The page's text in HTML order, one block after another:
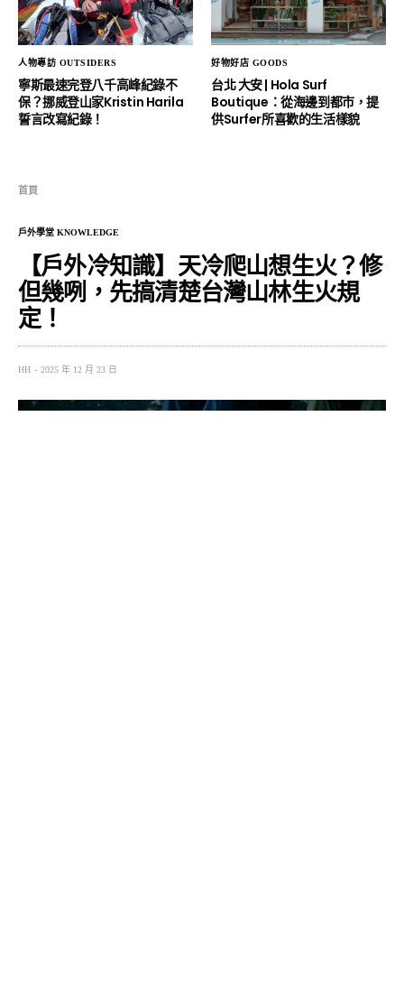
人物專訪 OUTSIDERS
寧斯最速完登八千高峰紀錄不
保？挪威登山家Kristin Harila
誓言改寫紀錄！
好物好店 GOODS
台北 大安 | Hola Surf
Boutique：從海邊到都市，提
供Surfer所喜歡的生活樣貌
首頁
戶外學堂 KNOWLEDGE
【戶外冷知識】天冷爬山想生火？修
但幾咧，先搞清楚台灣山林生火規
定！
HH 2025 年 12 月 23 日